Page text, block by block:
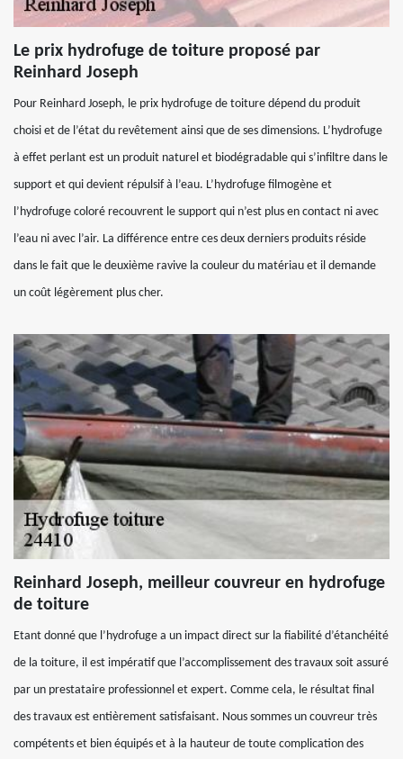
Le prix hydrofuge de toiture proposé par
Reinhard Joseph
Pour Reinhard Joseph, le prix hydrofuge de toiture dépend du produit
choisi et de l’état du revêtement ainsi que de ses dimensions. L’hydrofuge
à effet perlant est un produit naturel et biodégradable qui s’infiltre dans le
support et qui devient répulsif à l’eau. L’hydrofuge filmogène et
l’hydrofuge coloré recouvrent le support qui n’est plus en contact ni avec
l’eau ni avec l’air. La différence entre ces deux derniers produits réside
dans le fait que le deuxième ravive la couleur du matériau et il demande
un coût légèrement plus cher.
Reinhard Joseph, meilleur couvreur en hydrofuge
de toiture
Etant donné que l’hydrofuge a un impact direct sur la fiabilité d’étanchéité
de la toiture, il est impératif que l’accomplissement des travaux soit assuré
par un prestataire professionnel et expert. Comme cela, le résultat final
des travaux est entièrement satisfaisant. Nous sommes un couvreur très
compétents et bien équipés et à la hauteur de toute complication des